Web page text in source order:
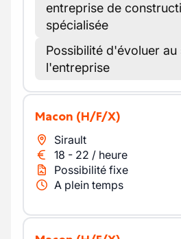
entreprise de
spécialisée
Possibilité d'évoluer au
l'entreprise
macon (H/F/X)
Sirault
18 - 22 / heure
Possibilité fixe
A plein temps